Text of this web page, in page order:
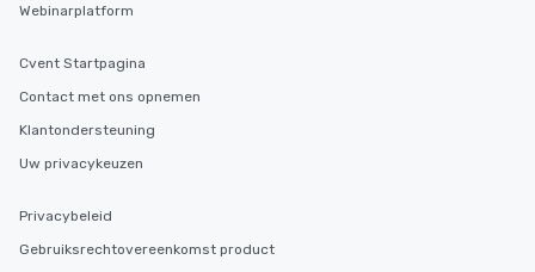
Webinarplatform
Cvent Startpagina
Contact met ons opnemen
Klantondersteuning
Uw privacykeuzen
Privacybeleid
Gebruiksrechtovereenkomst product